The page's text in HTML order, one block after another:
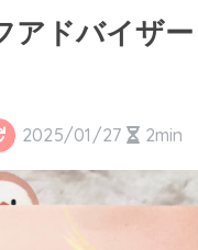
アドバイザ
2025/01/27 2min